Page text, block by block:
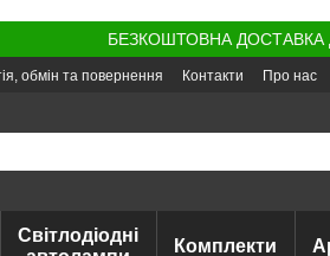
БЕЗКОШТОВНА ДОСТАВКА
обмін та повернення Контакти Про нас
Світлодіодні
Комплекти